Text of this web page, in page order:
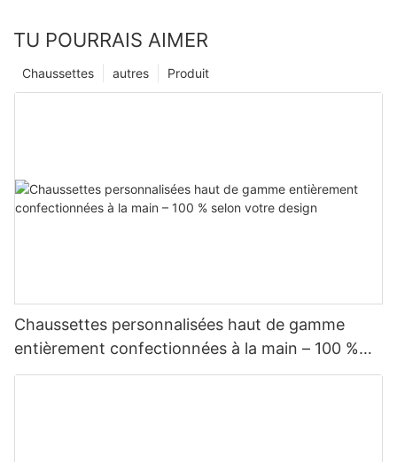
TU POURRAIS AIMER
Produit
autres
Chaussettes
Chaussettes personnalisées haut de gamme
entièrement confectionnées à la main – 100 %
selon votre design